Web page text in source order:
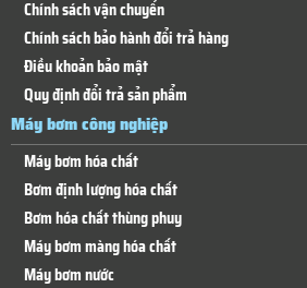
Chính sách vận chuyển
Chính sách bảo hành đổi trả hàng
Điều khoản bảo mật
Quy định đổi trả sản phẩm
Máy bơm công nghiệp
Máy bơm hóa chất
Bơm định lượng hóa chất
Bơm hóa chất thùng phuy
Máy bơm màng hóa chất
Máy bơm nước